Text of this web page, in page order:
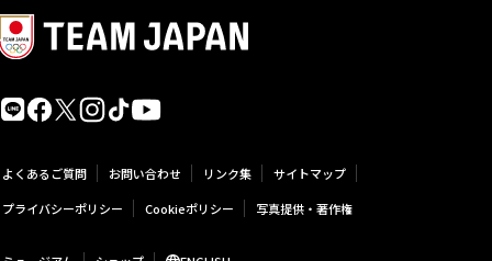
よくあるご質問 お問い合わせ リンク集
サイトマップ
プライバシーポリシー
Cookieポリシー 写真提供・著作権